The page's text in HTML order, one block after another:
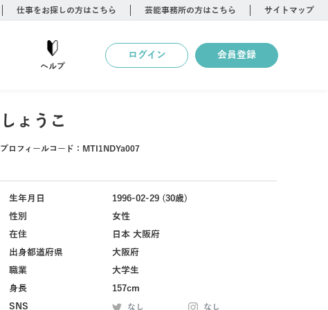
仕事をお探しの方はこちら 芸能事務所の方はこちら サイトマップ
ヘルプ
ログイン 会員登録
しょうこ
プロフィールコード： MTI1NDYa007
生年月日
1996-02-29 (30歳)
性別
女性
在住
日本 大阪府
出身都道府県
大阪府
職業
大学生
身長
157cm
SNS
なし なし